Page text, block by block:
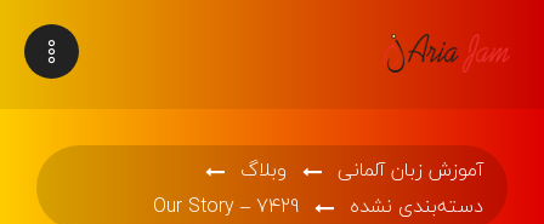
آموزش زبان آلمانی
وبلاگ
دسته‌بندی نشده
Our Story – 7429